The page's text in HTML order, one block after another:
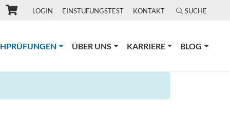
LOGIN EINSTUFUNGSTEST KONTAKT SUCHE
(CURRENT)
ÜBER UNS KARRIERE BLOG